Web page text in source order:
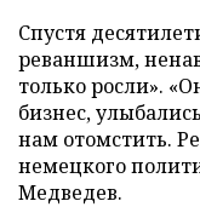
Спустя
реваншизм,
только росли».
бизнес,
нам отомстить.
немецкого
Медведев.